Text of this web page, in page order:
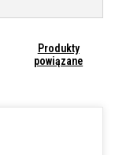
Produkty
powiązane